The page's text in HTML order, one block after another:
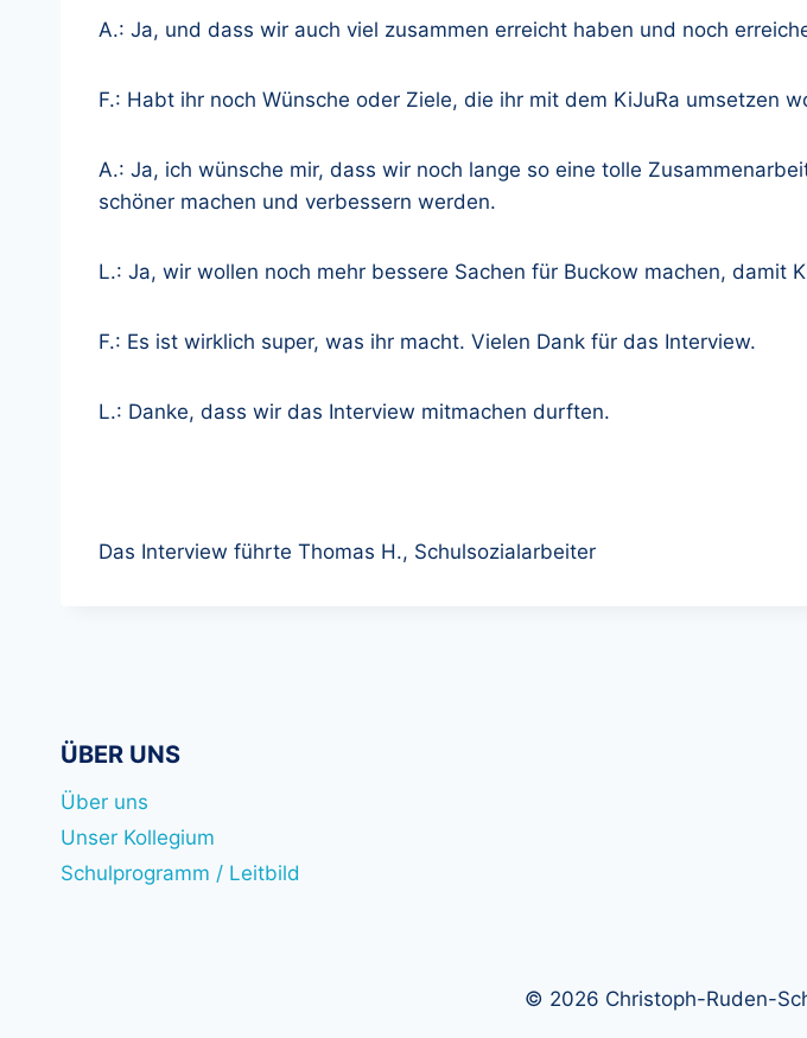
A.: Ja, und dass wir auch viel zusammen erreicht haben und noch
F.: Habt ihr noch Wünsche oder Ziele, die ihr mit dem KiJuRa umsetzen
A.: Ja, ich wünsche mir, dass wir noch lange so eine tolle
schöner machen und verbessern werden.
L.: Ja, wir wollen noch mehr bessere Sachen für Buckow machen, damit
F.: Es ist wirklich super, was ihr macht. Vielen Dank für das Interview.
L.: Danke, dass wir das Interview mitmachen durften.
Das Interview führte Thomas H., Schulsozialarbeiter
ÜBER UNS
Über uns
Unser Kollegium
Schulprogramm / Leitbild
© 2026 Christoph-Ruden-